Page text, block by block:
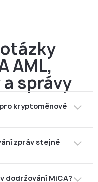
AML,
správy
kryptoměnové
do dohledu nad
orgány nyní
začleněny do
formálně
zpráv stejné
autorizované
dodržování MiCA?